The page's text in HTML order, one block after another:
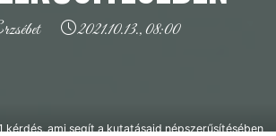
2021.10.13., 08:00
kérdés, ami segít a kutatásaid népszerűsítésében